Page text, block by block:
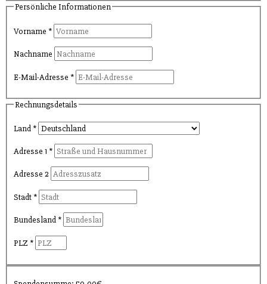
Persönliche Informationen
Vorname *
Nachname
E-Mail-Adresse *
Rechnungsdetails
Land *
Adresse 1 *
Adresse 2
Stadt *
Bundesland *
PLZ *